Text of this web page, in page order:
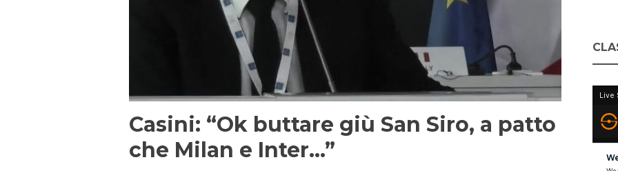
Casini: “Ok buttare giù San Siro, a patto
che Milan e Inter…”